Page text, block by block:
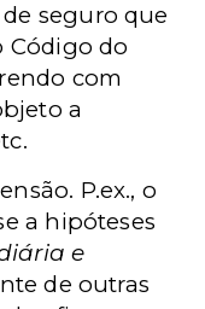
seguro que
Código do
com
a
P.ex., o
a hipóteses
e
de outras